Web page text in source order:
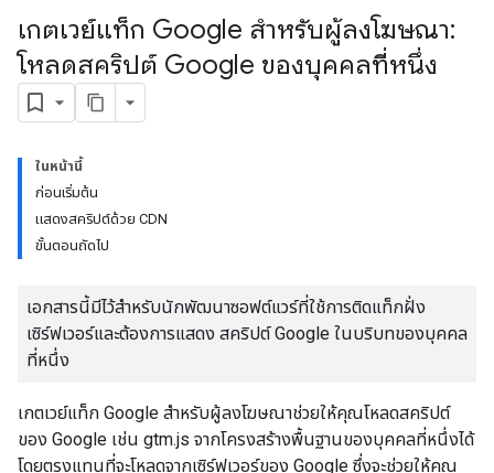
เกตเวย์แท็ก Google สำหรับผู้ลงโฆษณา:
โหลดสคริปต์ Google ของบุคคลที่หนึ่ง
ในหน้านี้
ก่อนเริ่มต้น
แสดงสคริปต์ด้วย CDN
ขั้นตอนถัดไป
เอกสารนี้มีไว้สำหรับนักพัฒนาซอฟต์แวร์ที่ใช้การติดแท็กฝั่ง
เซิร์ฟเวอร์และต้องการแสดง สคริปต์ Google ในบริบทของบุคคล
ที่หนึ่ง
เกตเวย์แท็ก Google สำหรับผู้ลงโฆษณาช่วยให้คุณโหลดสคริปต์
ของ Google เช่น gtm.js จากโครงสร้างพื้นฐานของบุคคลที่หนึ่งได้
โดยตรงแทนที่จะโหลดจากเซิร์ฟเวอร์ของ Google ซึ่งจะช่วยให้คุณ